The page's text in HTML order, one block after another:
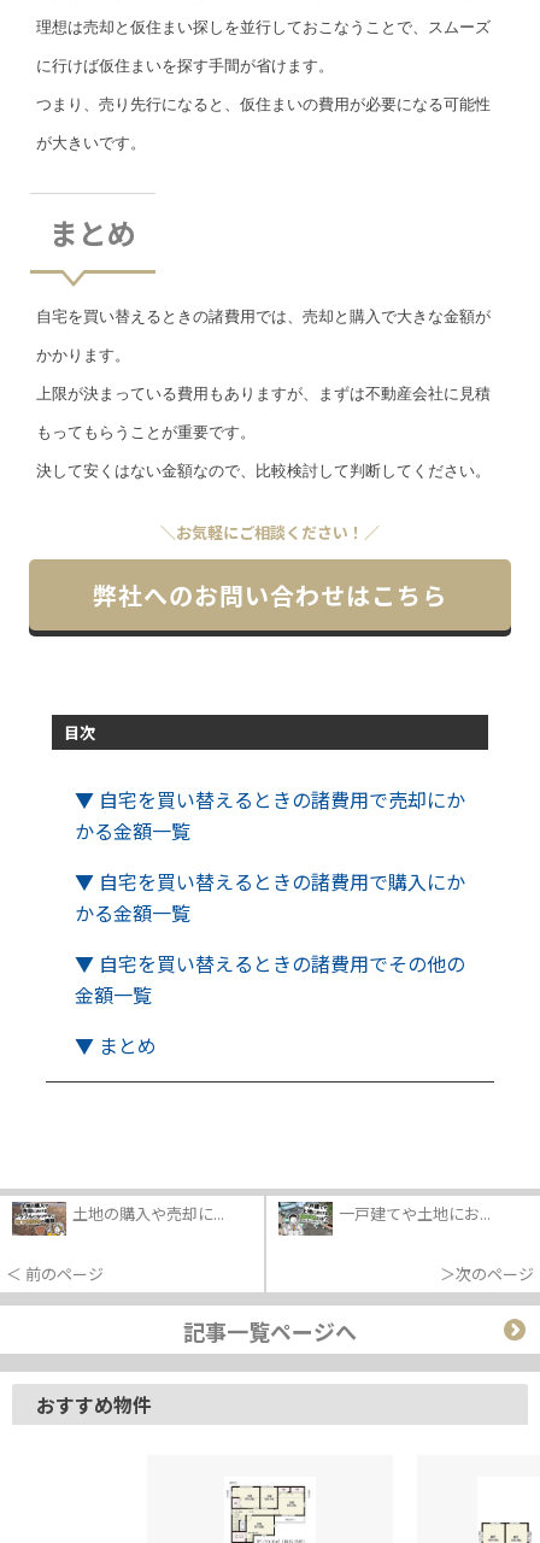
理想は売却と仮住まい探しを並行しておこなうことで、スムーズ
に行けば仮住まいを探す手間が省けます。
つまり、売り先行になると、仮住まいの費用が必要になる可能性
が大きいです。
まとめ
自宅を買い替えるときの諸費用では、売却と購入で大きな金額が
かかります。
上限が決まっている費用もありますが、まずは不動産会社に見積
もってもらうことが重要です。
決して安くはない金額なので、比較検討して判断してください。
＼お気軽にご相談ください！／
弊社へのお問い合わせはこちら
目次
▼ 自宅を買い替えるときの諸費用で売却にか
かる金額一覧
▼ 自宅を買い替えるときの諸費用で購入にか
かる金額一覧
▼ 自宅を買い替えるときの諸費用でその他の
金額一覧
▼ まとめ
土地の購入や売却に...
＜ 前のページ
一戸建てや土地にお...
＞次のページ
記事一覧ページへ
おすすめ物件